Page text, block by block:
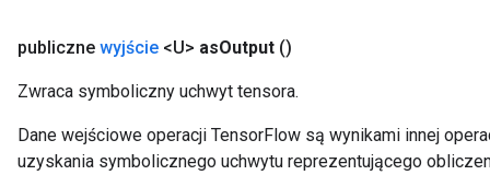
publiczne wyjście <U> asOutput ()
Zwraca symboliczny uchwyt tensora.
Dane wejściowe operacji TensorFlow są wynikami innej
uzyskania symbolicznego uchwytu reprezentującego